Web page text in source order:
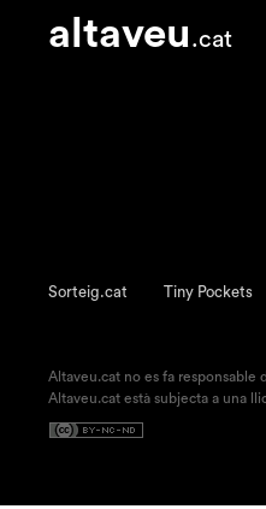
altaveu .cat
Sorteig.cat Tiny Pockets
Altaveu.cat no es fa responsable
Altaveu.cat està subjecta a una